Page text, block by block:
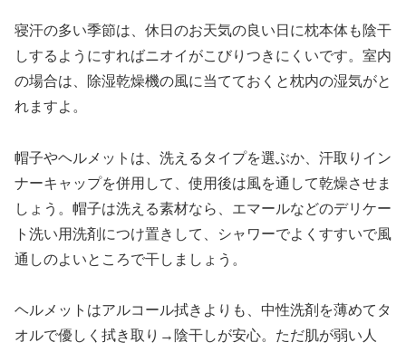
寝汗の多い季節は、休日のお天気の良い日に枕本体も陰干
しするようにすればニオイがこびりつきにくいです。室内
の場合は、除湿乾燥機の風に当てておくと枕内の湿気がと
れますよ。
帽子やヘルメットは、洗えるタイプを選ぶか、汗取りイン
ナーキャップを併用して、使用後は風を通して乾燥させま
しょう。帽子は洗える素材なら、エマールなどのデリケー
ト洗い用洗剤につけ置きして、シャワーでよくすすいで風
通しのよいところで干しましょう。
ヘルメットはアルコール拭きよりも、中性洗剤を薄めてタ
オルで優しく拭き取り→陰干しが安心。ただ肌が弱い人